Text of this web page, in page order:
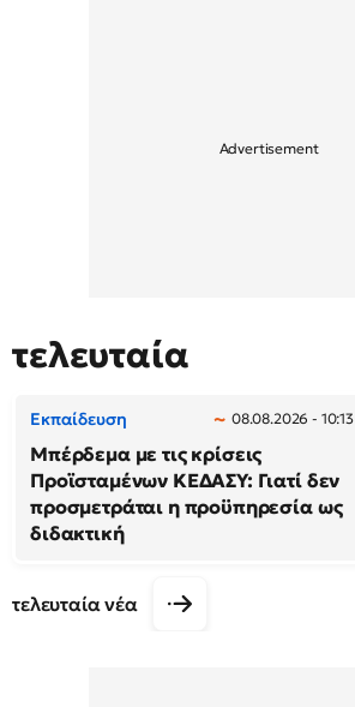
τελευταία
Εκπαίδευση 08.08.2026 - 10:13
Μπέρδεμα με τις κρίσεις
Προϊσταμένων ΚΕΔΑΣΥ: Γιατί δεν
προσμετράται η προϋπηρεσία ως
διδακτική
τελευταία νέα